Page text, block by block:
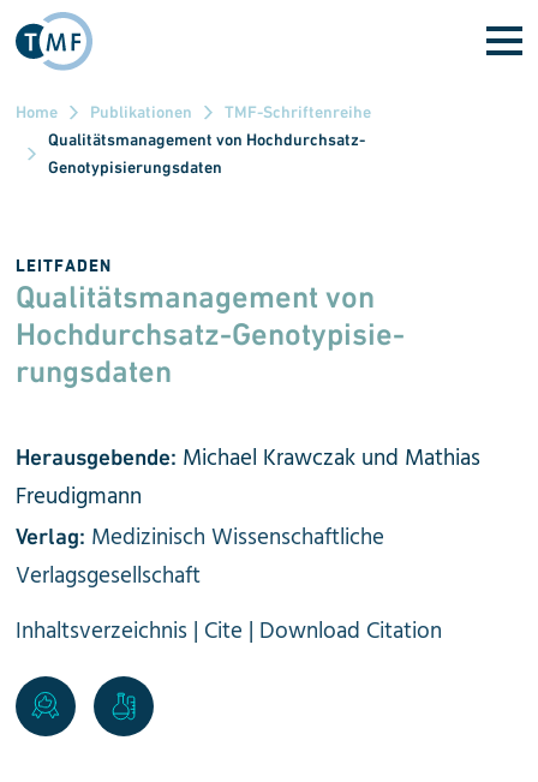
Direkt zum Inhalt
Home Publikationen
TMF-Schriftenreihe
Qualitätsmanagement von Hochdurchsatz-
Genotypisierungsdaten
LEITFADEN
Qualitätsmanagement von
Hochdurch­satz-Genotypisie­
rungsdaten
Herausgebende: Michael Krawczak und Mathias
Freudigmann
Verlag: Medizinisch Wissenschaftliche
Verlagsgesellschaft
Inhaltsverzeichnis| Cite | Download Citation